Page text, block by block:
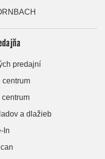
predajní
centrum
a dlažieb
In